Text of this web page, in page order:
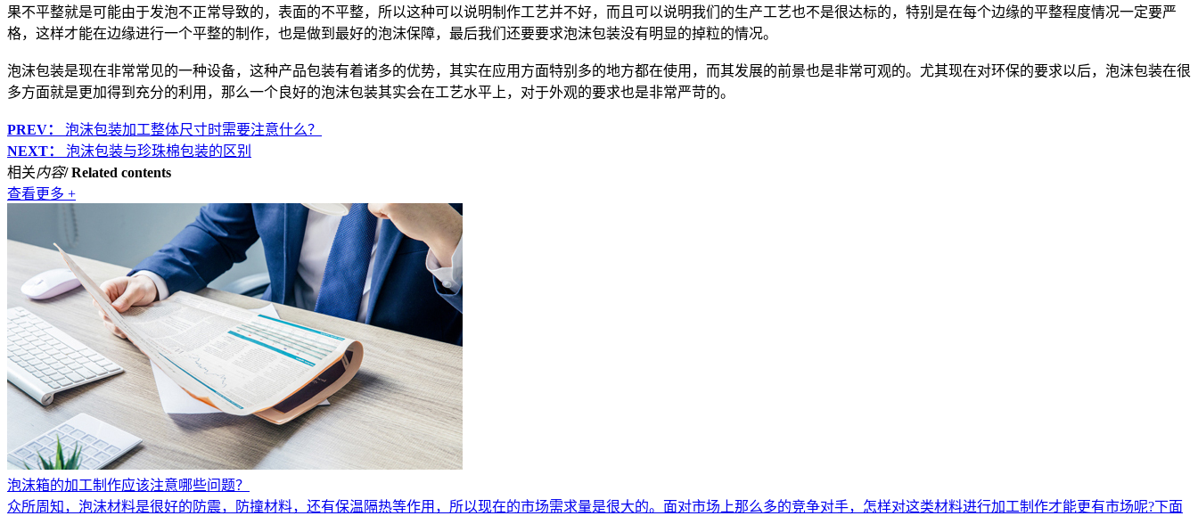
果不平整就是可能由于发泡不正常导致的，表面的不平整，所以这种可以说明制作工艺并不好，而且可以说明我们的生产工艺也不是很达标的，特别是在每个边缘的平整程度情况一定要严
格，这样才能在边缘进行一个平整的制作，也是做到最好的泡沫保障，最后我们还要要求泡沫包装没有明显的掉粒的情况。
泡沫包装是现在非常常见的一种设备，这种产品包装有着诸多的优势，其实在应用方面特别多的地方都在使用，而其发展的前景也是非常可观的。尤其现在对环保的要求以后，泡沫包装在很
多方面就是更加得到充分的利用，那么一个良好的泡沫包装其实会在工艺水平上，对于外观的要求也是非常严苛的。
PREV：
泡沫包装加工整体尺寸时需要注意什么？
NEXT：
泡沫包装与珍珠棉包装的区别
相关内容/ Related contents
查看更多 +
泡沫箱的加工制作应该注意哪些问题？
众所周知，泡沫材料是很好的防震，防撞材料，还有保温隔热等作用，所以现在的市场需求量是很大的。面对市场上那么多的竞争对手，怎样对这类材料进行加工制作才能更有市场呢?下面